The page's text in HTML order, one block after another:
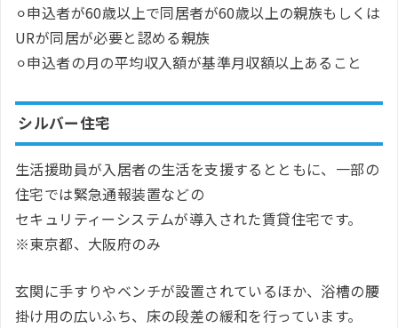
⚪︎申込者が60歳以上で同居者が60歳以上の親族もしくは
URが同居が必要と認める親族
⚪︎申込者の月の平均収入額が基準月収額以上あること
シルバー住宅
生活援助員が入居者の生活を支援するとともに、一部の
住宅では緊急通報装置などの
セキュリティーシステムが導入された賃貸住宅です。
※東京都、大阪府のみ
玄関に手すりやベンチが設置されているほか、浴槽の腰
掛け用の広いふち、床の段差の緩和を行っています。